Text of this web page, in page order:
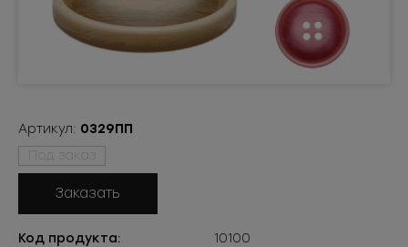
Артикул: 0329ПП
Под заказ
Заказать
Код продукта:
10100